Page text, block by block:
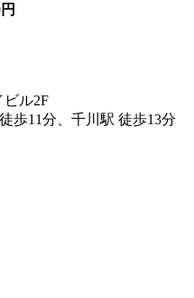
円
ビル2F
歩11分、千川駅 徒歩13分